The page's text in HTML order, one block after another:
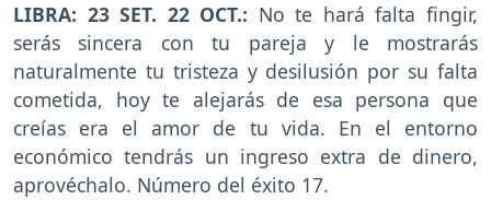
LIBRA: 23 SET. 22 OCT.: No te hará falta fingir,
serás sincera con tu pareja y le mostrarás
naturalmente tu tristeza y desilusión por su falta
cometida, hoy te alejarás de esa persona que
creías era el amor de tu vida. En el entorno
económico tendrás un ingreso extra de dinero,
aprovéchalo. Número del éxito 17.